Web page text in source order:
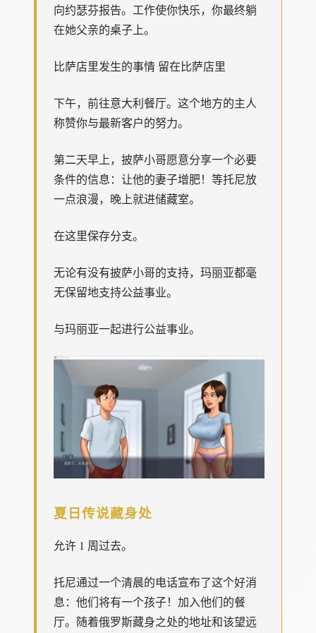
向约瑟芬报告。工作使你快乐，你最终躺
在她父亲的桌子上。
比萨店里发生的事情 留在比萨店里
下午，前往意大利餐厅。这个地方的主人
称赞你与最新客户的努力。
第二天早上，披萨小哥愿意分享一个必要
条件的信息：让他的妻子增肥！等托尼放
一点浪漫，晚上就进储藏室。
在这里保存分支。
无论有没有披萨小哥的支持，玛丽亚都毫
无保留地支持公益事业。
与玛丽亚一起进行公益事业。
夏日传说藏身处
允许 1 周过去。
托尼通过一个清晨的电话宣布了这个好消
息：他们将有一个孩子！加入他们的餐
厅。随着俄罗斯藏身之处的地址和该望远